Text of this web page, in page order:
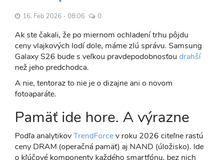
16. Feb 2026 - 08:06 0
Ak ste čakali, že po miernom ochladení trhu pôjdu
ceny vlajkových lodí dole, máme zlú správu. Samsung
Galaxy S26 bude s veľkou pravdepodobnosťou drahší
než jeho predchodca.
A nie, tentoraz to nie je o dizajne ani o novom
fotoaparáte.
Pamäť ide hore. A výrazne
Podľa analytikovTrendForcev roku 2026 citeľne rastú
ceny DRAM (operačná pamäť) aj NAND (úložisko). Ide
o kľúčové komponenty každého smartfónu, bez nich